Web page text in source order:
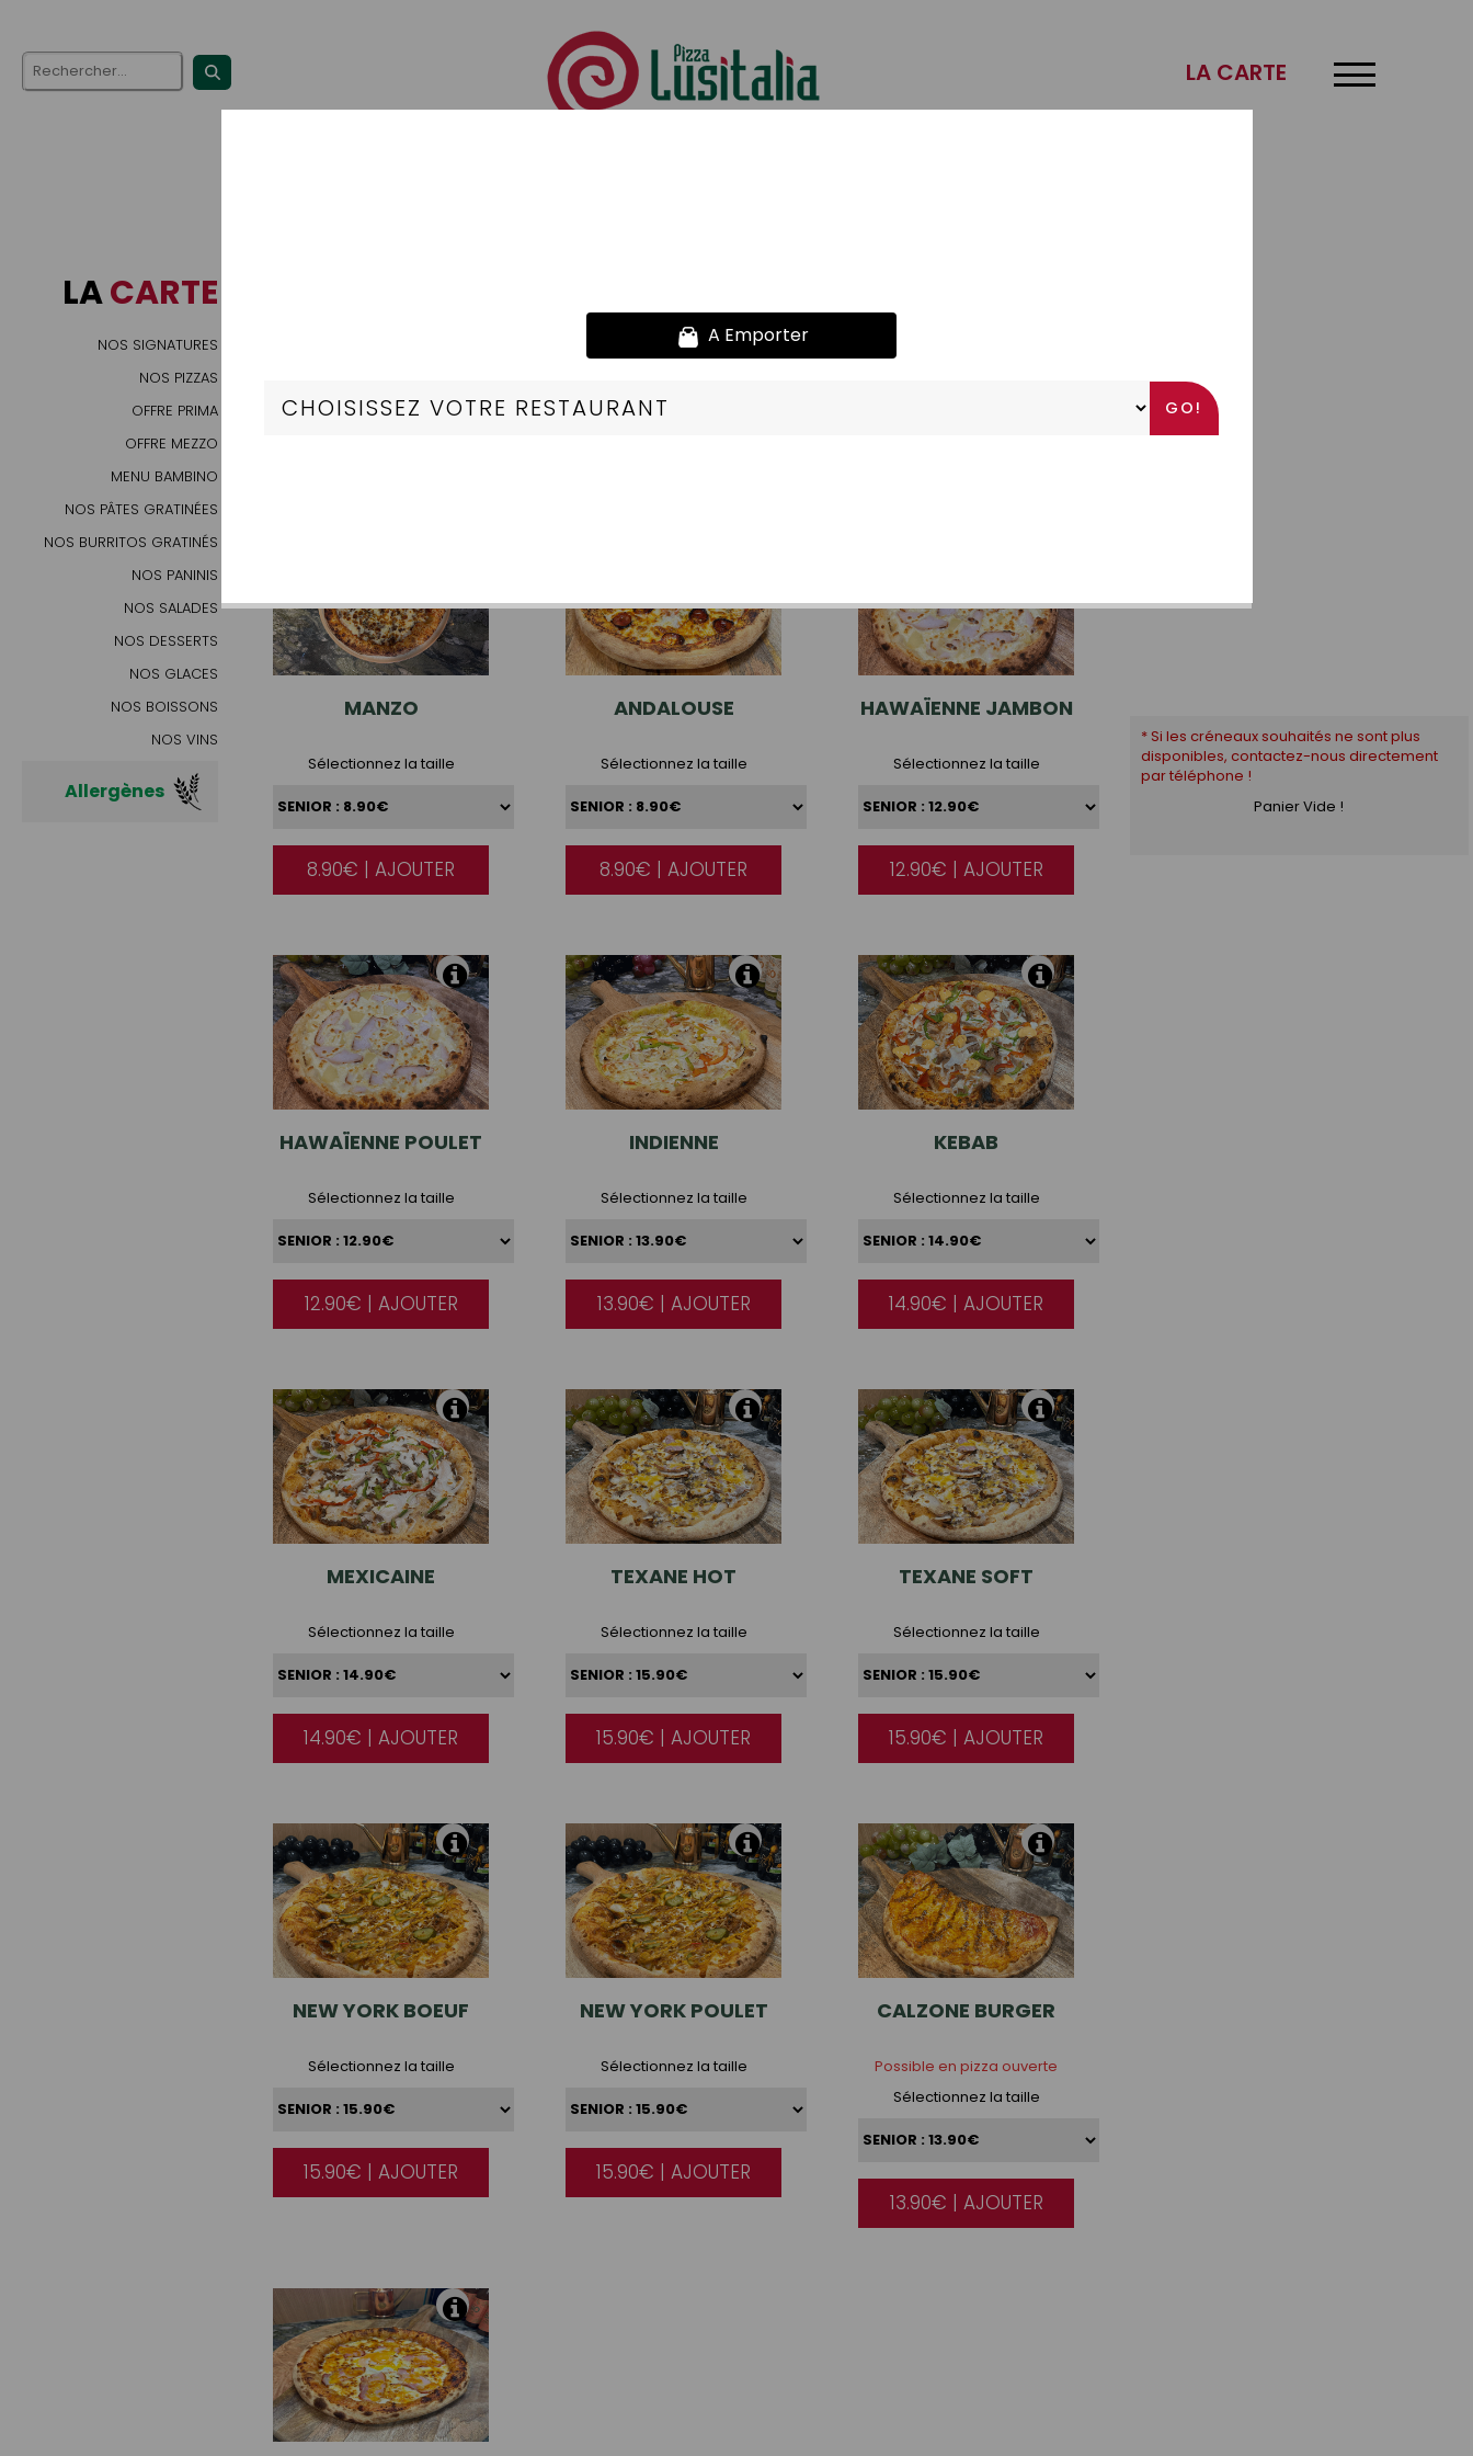
LA CARTE
LACARTE
NOS SIGNATURES
NOS PIZZAS
OFFRE PRIMA
OFFRE MEZZO
MENU BAMBINO
NOS PÂTES GRATINÉES
NOS BURRITOS GRATINÉS
NOS PANINIS
NOS SALADES
NOS DESSERTS
NOS GLACES
NOS BOISSONS
NOS VINS
Allergènes
Préparation à base de viande bovine assaisonnée ou viande hachée pur boeuf.
MANZO
Sélectionnez la taille
|
8.90€ | AJOUTER
ANDALOUSE
Sélectionnez la taille
|
8.90€ | AJOUTER
HAWAÏENNE JAMBON
Sélectionnez la taille
|
12.90€ | AJOUTER
HAWAÏENNE POULET
Sélectionnez la taille
|
12.90€ | AJOUTER
INDIENNE
Sélectionnez la taille
|
13.90€ | AJOUTER
KEBAB
Sélectionnez la taille
|
14.90€ | AJOUTER
MEXICAINE
Sélectionnez la taille
|
14.90€ | AJOUTER
TEXANE HOT
Sélectionnez la taille
|
15.90€ | AJOUTER
TEXANE SOFT
Sélectionnez la taille
|
15.90€ | AJOUTER
NEWYORK BOEUF
Sélectionnez la taille
|
15.90€ | AJOUTER
NEWYORK POULET
Sélectionnez la taille
|
15.90€ | AJOUTER
CALZONE BURGER
Possible en pizza ouverte
Sélectionnez la taille
13.90€ | AJOUTER
* Si les créneaux souhaités ne sont plus
disponibles, contactez-nous directement
par téléphone !
Panier Vide !